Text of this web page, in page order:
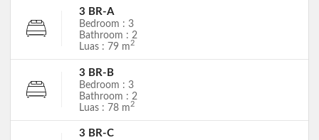
3 BR-A
Bedroom : 3
Bathroom : 2
Luas : 79 m2
3 BR-B
Bedroom : 3
Bathroom : 2
Luas : 78 m2
3 BR-C